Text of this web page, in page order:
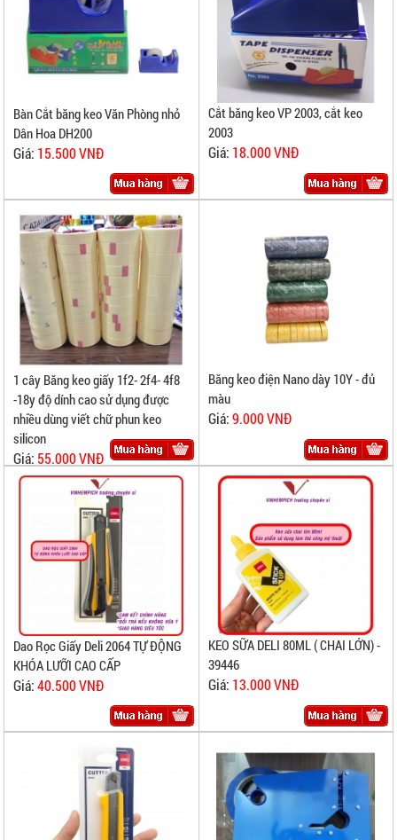
Bàn Cắt băng keo Văn Phòng nhỏ
Dân Hoa DH200
Giá: 15.500 VNĐ
Cắt băng keo VP 2003, cắt keo
2003
Giá: 18.000 VNĐ
1 cây Băng keo giấy 1f2- 2f4- 4f8
-18y độ dính cao sử dụng được
nhiều dùng viết chữ phun keo
silicon
Giá: 55.000 VNĐ
Băng keo điện Nano dày 10Y - đủ
màu
Giá:9.000 VNĐ
Dao Rọc Giấy Deli 2064 TỰ ĐỘNG
KHÓA LƯỠI CAO CẤP
Giá:40.500 VNĐ
KEO SỮA DELI 80ML ( CHAI LỚN) -
39446
Giá: 13.000 VNĐ